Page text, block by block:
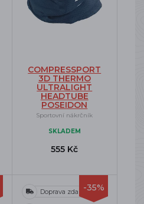
COMPRESSPORT
3D THERMO
ULTRALIGHT
HEADTUBE
POSEIDON
Sportovní nákrčník
SKLADEM
555 Kč
-35%
Doprava zdarma